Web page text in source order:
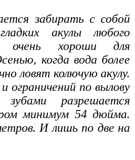
забирать с собой
акулы любого
очень хороши для
когда вода более
ловят колючую акулу.
ограничений по вылову
разрешается
минимум 54 дюйма.
И лишь по две на